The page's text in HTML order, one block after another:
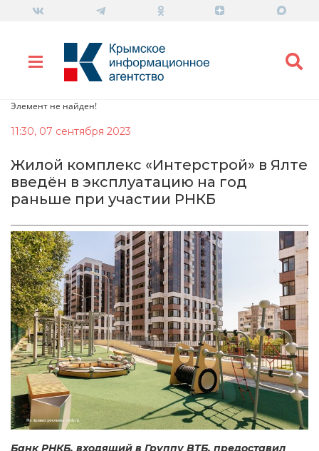
Элемент не найден!
11:30, 07 сентября 2023
Жилой комплекс «Интерстрой» в Ялте
введён в эксплуатацию на год
раньше при участии РНКБ
Банк РНКБ, входящий в Группу ВТБ, предоставил